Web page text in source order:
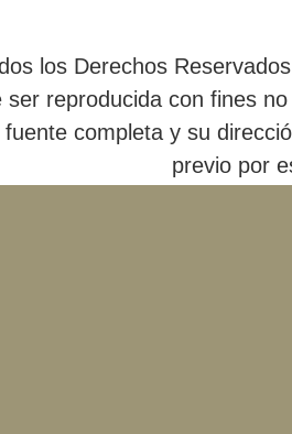
los Derechos
ser reproducida con fines
fuente completa y su
previo por